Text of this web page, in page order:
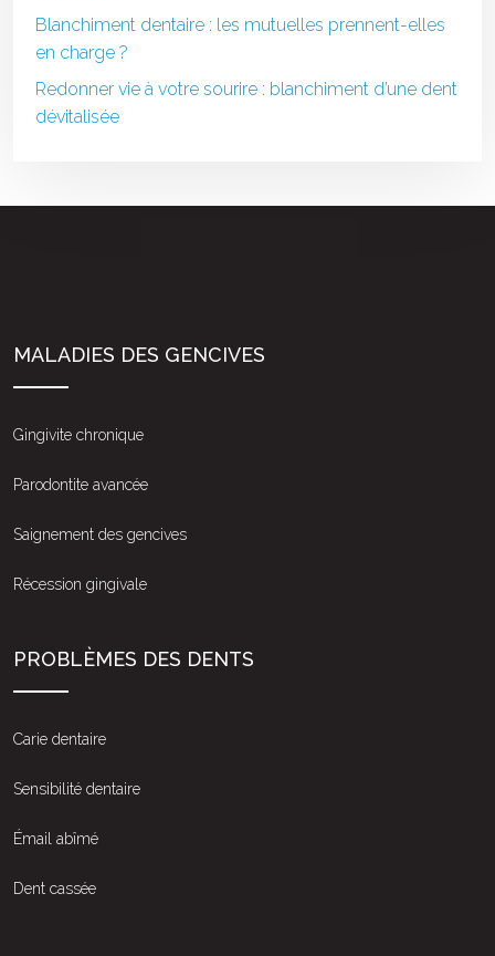
Blanchiment dentaire : les mutuelles prennent-elles
en charge ?
Redonner vie à votre sourire : blanchiment d’une dent
dévitalisée
MALADIES DES GENCIVES
Gingivite chronique
Parodontite avancée
Saignement des gencives
Récession gingivale
PROBLÈMES DES DENTS
Carie dentaire
Sensibilité dentaire
Émail abîmé
Dent cassée